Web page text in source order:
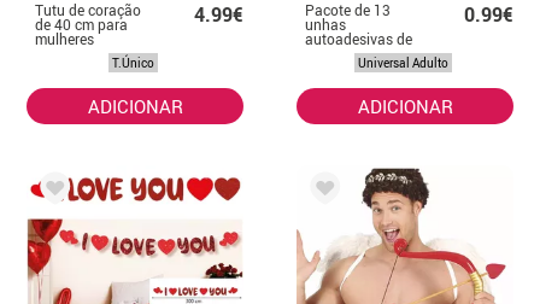
Tutu de coração
de 40 cm para
mulheres
4.99€
T.Único
ADICIONAR
Pacote de 13
unhas
autoadesivas de
coração
0.99€
Universal Adulto
ADICIONAR